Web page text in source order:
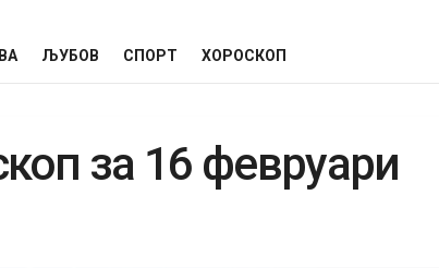
ЉУБОВ СПОРТ ХОРОСКОП
за 16 февруари